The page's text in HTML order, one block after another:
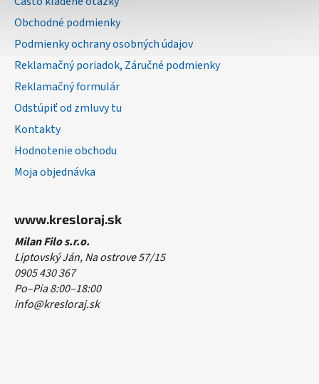
Obchodné podmienky
Podmienky ochrany osobných údajov
Reklamačný poriadok, Záručné podmienky
Reklamačný formulár
Odstúpiť od zmluvy tu
Kontakty
Hodnotenie obchodu
Moja objednávka
www.kresloraj.sk
Milan Filo s.r.o.
Liptovský Ján, Na ostrove 57/15
0905 430 367
Po–Pia 8:00–18:00
info@kresloraj.sk